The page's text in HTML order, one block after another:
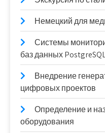
Немецкий для
Системы
баз данных
Внедрение
цифровых проектов
Определение и
оборудования